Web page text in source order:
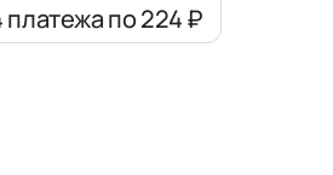
платежапо 224 ₽